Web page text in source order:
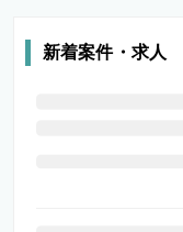
新着案件・求人